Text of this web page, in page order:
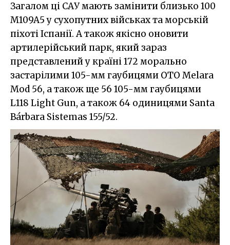
Загалом ці САУ мають замінити близько 100
M109A5 у сухопутних військах та морській
піхоті Іспанії. А також якісно оновити
артилерійський парк, який зараз
представлений у країні 172 морально
застарілими 105-мм гаубицями OTO Melara
Mod 56, а також ще 56 105-мм гаубицями
L118 Light Gun, а також 64 одиницями Santa
Bárbara Sistemas 155/52.